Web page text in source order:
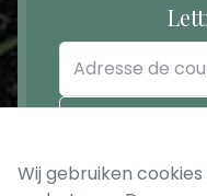
Adresse
de
courriel
Wij gebruiken